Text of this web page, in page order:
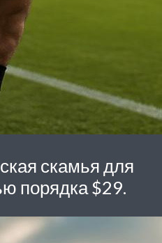
скамья для
порядка $29.